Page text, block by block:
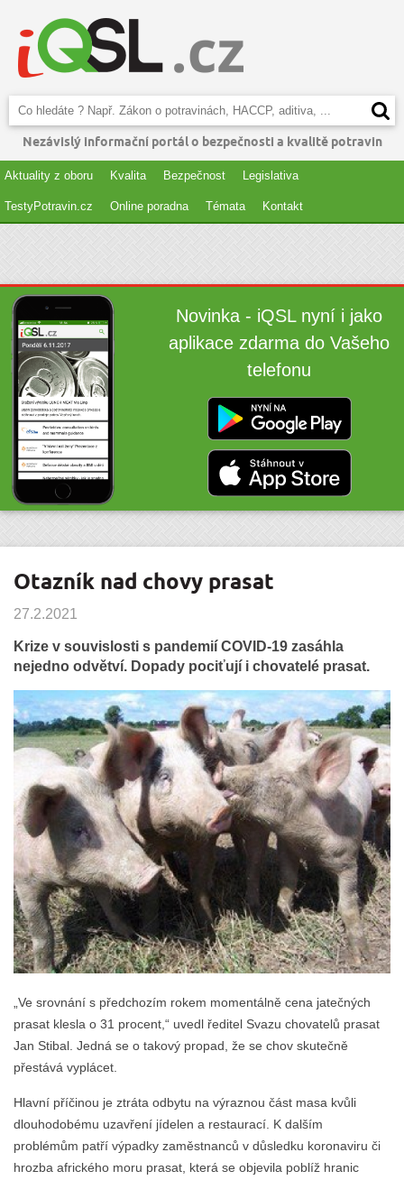
Nezávislý informační portál o bezpečnosti a kvalitě potravin
Aktuality z oboru Kvalita Bezpečnost Legislativa
TestyPotravin.cz Online poradna Témata Kontakt
Novinka - iQSL nyní i jako
aplikace zdarma do Vašeho
telefonu
Otazník nad chovy prasat
27.2.2021
Krize v souvislosti s pandemií COVID-19 zasáhla
nejedno odvětví. Dopady pociťují i chovatelé prasat.
„Ve srovnání s předchozím rokem momentálně cena jatečných
prasat klesla o 31 procent,“ uvedl ředitel Svazu chovatelů prasat
Jan Stibal. Jedná se o takový propad, že se chov skutečně
přestává vyplácet.
Hlavní příčinou je ztráta odbytu na výraznou část masa kvůli
dlouhodobému uzavření jídelen a restaurací. K dalším
problémům patří výpadky zaměstnanců v důsledku koronaviru či
hrozba afrického moru prasat, která se objevila poblíž hranic